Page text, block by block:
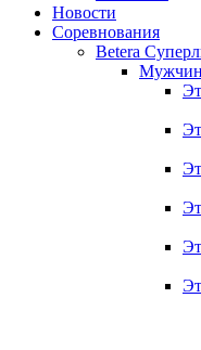
Новости
Соревнования
Betera